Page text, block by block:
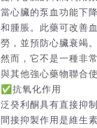
當心臟的泵血功能下
和腫脹。此藥可改善
勞，並預防心臟衰竭。
然而，它不是一種非
與其他強心藥物聯合使
✅抗氧化作用
泛癸利酮具有直接抑
間接抑製作用是維生